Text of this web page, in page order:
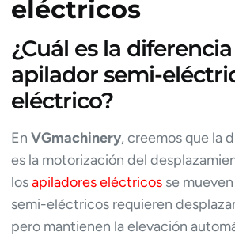
eléctricos
¿Cuál es la
apilador semi-
eléctrico?
EnVGmachinery, creemos que la
es la motorización del
losapiladores eléctricos se
semi-eléctricos requieren
pero mantienen la elevación